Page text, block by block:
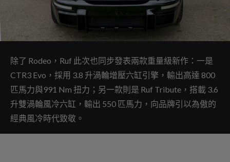
除了 Rodeo，Ruf 此次也同步發表兩款重量級新作：一是
CTR3 Evo，採用 3.8 升渦輪增壓六缸引擎，輸出高達 800
匹馬力與991 Nm 扭力；另一款則是 Ruf Tribute，搭載 3.6
升雙渦輪風冷六缸，輸出 550 匹馬力，向品牌引以為傲的
經典風冷時代致敬。